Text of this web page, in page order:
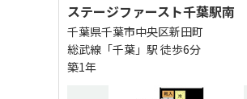
ステージファースト千葉駅南
千葉県千葉市中央区新田町
総武線「千葉」駅 徒歩6分
築1年